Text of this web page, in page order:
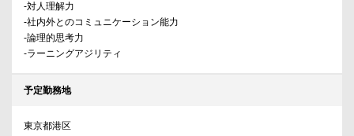
-対人理解力
-社内外とのコミュニケーション能力
-論理的思考力
-ラーニングアジリティ
予定勤務地
東京都港区